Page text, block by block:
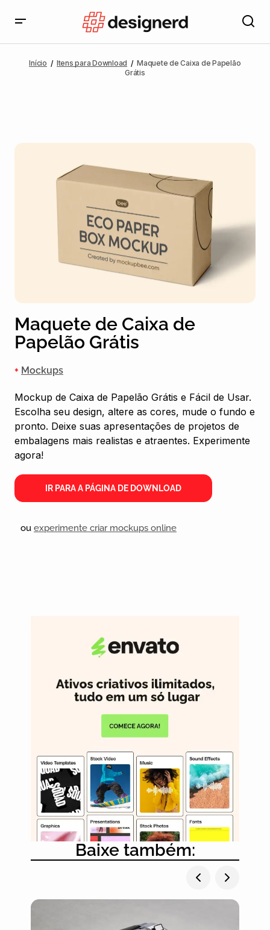
Início Itens para Download
Maquete de Caixa de Papelão
Grátis
Maquete de Caixa de
Papelão Grátis
+ Mockups
Mockup de Caixa de Papelão Grátis e Fácil de Usar.
Escolha seu design, altere as cores, mude o fundo e
pronto. Deixe suas apresentações de projetos de
embalagens mais realistas e atraentes. Experimente
agora!
IR PARA A PÁGINA DE DOWNLOAD
ou experimente criar mockups online
Baixe também: